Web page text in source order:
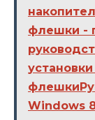
флешки -
Windows